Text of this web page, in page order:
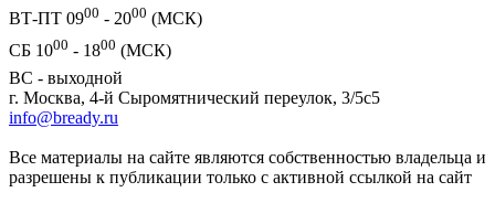
ВТ-ПТ 0900 - 2000 (МСК)
СБ 1000 - 1800 (МСК)
ВС - выходной
г. Москва, 4-й Сыромятнический переулок, 3/5с5
info@bready.ru
Все материалы на сайте являются собственностью владельца и
разрешены к публикации только с активной ссылкой на сайт